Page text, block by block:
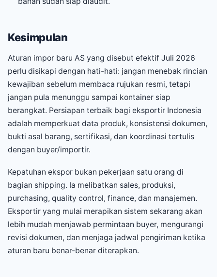
Kesimpulan
Aturan impor baru AS yang disebut efektif Juli 2026
perlu disikapi dengan hati-hati: jangan menebak rincian
kewajiban sebelum membaca rujukan resmi, tetapi
jangan pula menunggu sampai kontainer siap
berangkat. Persiapan terbaik bagi eksportir Indonesia
adalah memperkuat data produk, konsistensi dokumen,
bukti asal barang, sertifikasi, dan koordinasi tertulis
dengan buyer/importir.
Kepatuhan ekspor bukan pekerjaan satu orang di
bagian shipping. Ia melibatkan sales, produksi,
purchasing, quality control, finance, dan manajemen.
Eksportir yang mulai merapikan sistem sekarang akan
lebih mudah menjawab permintaan buyer, mengurangi
revisi dokumen, dan menjaga jadwal pengiriman ketika
aturan baru benar-benar diterapkan.